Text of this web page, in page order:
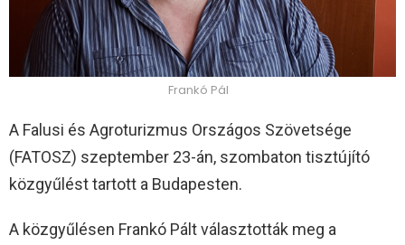
Frankó Pál
A Falusi és Agroturizmus Országos Szövetsége
(FATOSZ) szeptember 23-án, szombaton tisztújító
közgyűlést tartott a Budapesten.
A közgyűlésen Frankó Pált választották meg a